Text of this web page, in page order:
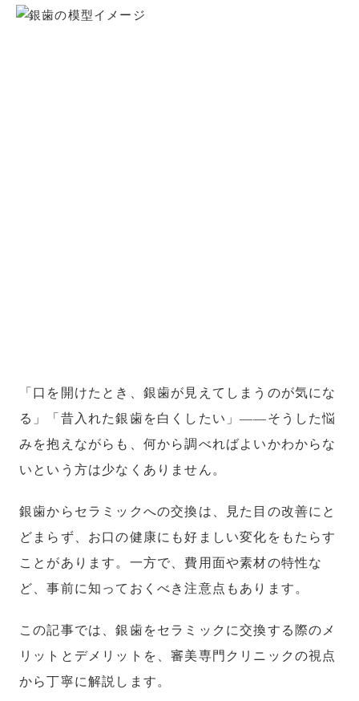
「口を開けたとき、銀歯が見えてしまうのが気にな
る」「昔入れた銀歯を白くしたい」——そうした悩
みを抱えながらも、何から調べればよいかわからな
いという方は少なくありません。
銀歯からセラミックへの交換は、見た目の改善にと
どまらず、お口の健康にも好ましい変化をもたらす
ことがあります。一方で、費用面や素材の特性な
ど、事前に知っておくべき注意点もあります。
この記事では、銀歯をセラミックに交換する際のメ
リットとデメリットを、審美専門クリニックの視点
から丁寧に解説します。